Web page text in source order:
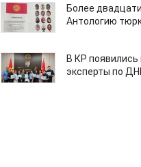
Более
Антологию
В КР
эксперты по